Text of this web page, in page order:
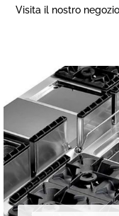
Visita il nostro